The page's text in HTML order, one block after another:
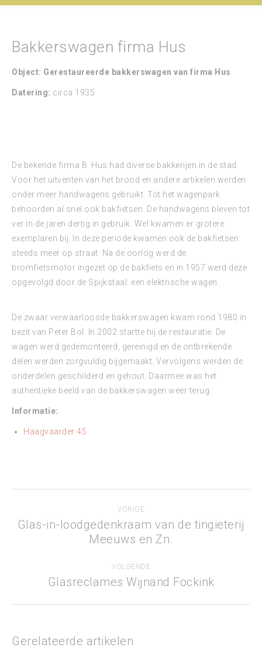
Bakkerswagen firma Hus
Object: Gerestaureerde bakkerswagen van firma Hus
Datering: circa 1935
De bekende firma B. Hus had diverse bakkerijen in de stad.
Voor het uitventen van het brood en andere artikelen werden
onder meer handwagens gebruikt. Tot het wagenpark
behoorden al snel ook bakfietsen. De handwagens bleven tot
ver in de jaren dertig in gebruik. Wel kwamen er grotere
exemplaren bij. In deze periode kwamen ook de bakfietsen
steeds meer op straat. Na de oorlog werd de
bromfietsmotor ingezet op de bakfiets en in 1957 werd deze
opgevolgd door de Spijkstaal: een elektrische wagen.
De zwaar verwaarloosde bakkerswagen kwam rond 1980 in
bezit van Peter Bol. In 2002 startte hij de restauratie. De
wagen werd gedemonteerd, gereinigd en de ontbrekende
delen werden zorgvuldig bijgemaakt. Vervolgens werden de
onderdelen geschilderd en gehout. Daarmee was het
authentieke beeld van de bakkerswagen weer terug.
Informatie:
Haagvaarder 45
navigatie
VORIGE
Vorig
bericht
Glas-in-loodgedenkraam van de tingieterij
Meeuws en Zn.
VOLGENDE
Volgend
Glasreclames Wijnand Fockink
Gerelateerde artikelen